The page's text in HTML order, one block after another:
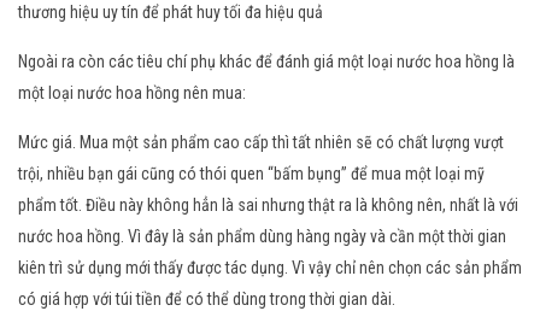
thương hiệu uy tín để phát huy tối đa hiệu quả
Ngoài ra còn các tiêu chí phụ khác để đánh giá một loại nước hoa hồng là
một loại nước hoa hồng nên mua:
Mức giá. Mua một sản phẩm cao cấp thì tất nhiên sẽ có chất lượng vượt
trội, nhiều bạn gái cũng có thói quen “bấm bụng” để mua một loại mỹ
phẩm tốt. Điều này không hẳn là sai nhưng thật ra là không nên, nhất là với
nước hoa hồng. Vì đây là sản phẩm dùng hàng ngày và cần một thời gian
kiên trì sử dụng mới thấy được tác dụng. Vì vậy chỉ nên chọn các sản phẩm
có giá hợp với túi tiền để có thể dùng trong thời gian dài.